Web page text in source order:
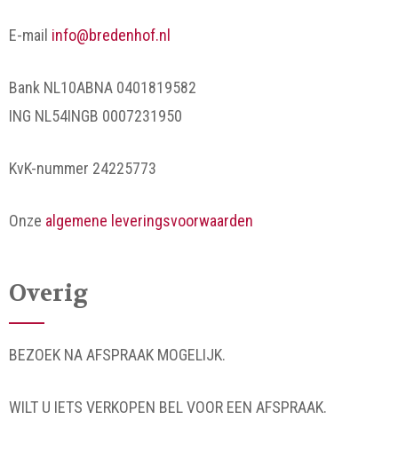
E-mail info@bredenhof.nl
Bank NL10ABNA 0401819582
ING NL54INGB 0007231950
KvK-nummer 24225773
Onze algemene leveringsvoorwaarden
Overig
BEZOEK NA AFSPRAAK MOGELIJK.
WILT U IETS VERKOPEN BEL VOOR EEN AFSPRAAK.